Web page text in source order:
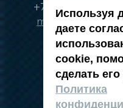
+7 (495) 134-41-83
moskva@vincci.ru
политика в
Используя
даете
cookie,
сделать
Политика